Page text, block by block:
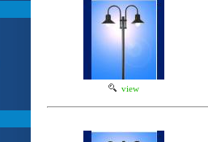
view